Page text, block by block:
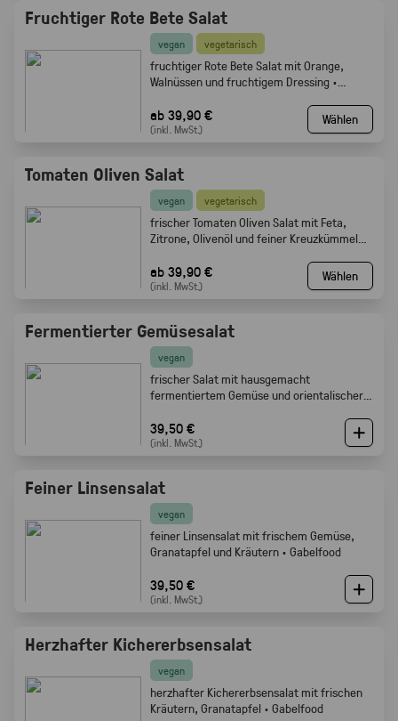
Fruchtiger Rote Bete Salat
vegan vegetarisch
fruchtiger Rote Bete Salat mit Orange,
Walnüssen und fruchtigem Dressing ·
ab 39,90 €
(inkl. MwSt.)
Wählen
Tomaten Oliven Salat
vegan vegetarisch
frischer Tomaten Oliven Salat mit Feta,
Zitrone, Olivenöl und feiner Kreuzkümmel
ab 39,90 €
(inkl. MwSt.)
Wählen
Fermentierter Gemüsesalat
vegan
frischer Salat mit hausgemacht
fermentiertem Gemüse und orientalischer
39,50 €
(inkl. MwSt.)
Feiner Linsensalat
vegan
feiner Linsensalat mit frischem Gemüse,
Granatapfel und Kräutern · Gabelfood
39,50 €
(inkl. MwSt.)
Herzhafter Kichererbsensalat
vegan
herzhafter Kichererbsensalat mit frischen
Kräutern, Granatapfel · Gabelfood